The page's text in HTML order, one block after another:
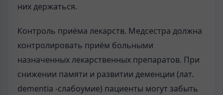
них держаться.
Контроль приёма лекарств. Медсестра должна
контролировать приём больными
назначенных лекарственных препаратов. При
снижении памяти и развитии деменции (лат.
dementia -слабоумие) пациенты могут забыть